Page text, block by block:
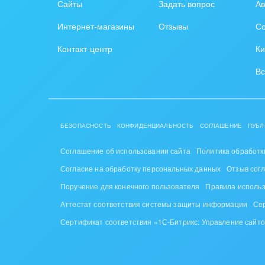
Централизованный контроль рекламных
5. Агентство"НЕБО НЕДВИЖИМОСТЬ"
Решение проблемы сложности систем
Кастомизация под запрос
КЛЮЧЕВЫЕ ПРОБЛЕМЫ, КОТОРЫЕ
Ручная работа с объявлениями -
Низкая конверсия рекламных кампаний -
Потеря времени на рутину -
Автоматический поиск и анализ:
Сайты
Интернет-магазины
Контакт-центр
Задать вопрос
Отзывы
БЕЗОПАСНОСТЬ КОНФИДЕНЦИАЛЬНОСТЬ СОГЛАШЕНИЕ
Соглашение об использовании сайта
Политика
Согласие на обработку персональных данных Отзыв
Поручение для конечного пользователя
Правила
Аттестат соответствия системы защиты информации
Сертификат соответствия «1С-Битрикс: Управление